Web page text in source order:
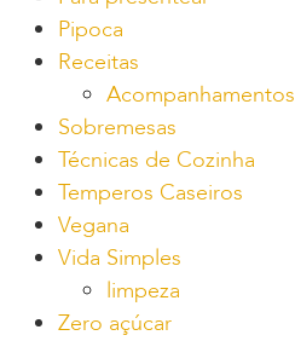
Pipoca
Receitas
Acompanhamentos
Sobremesas
Técnicas de Cozinha
Temperos Caseiros
Vegana
Vida Simples
limpeza
Zero açúcar